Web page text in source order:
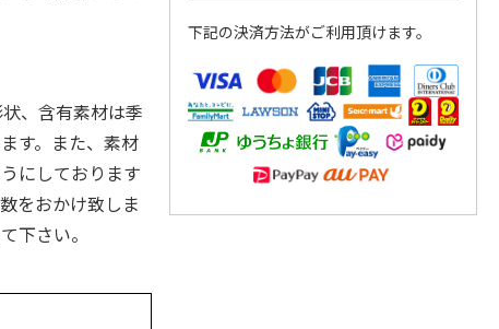
、含有素材は季
す。また、素材
にしております
をおかけ致しま
下さい。
下記の決済方法がご利用頂けます。